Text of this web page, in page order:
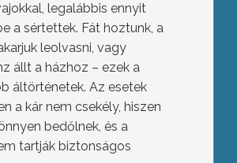
legalábbis ennyit
a sértettek. Fát hoztunk, a
leolvasni, vagy
állt a házhoz – ezek a
áltörténetek. Az esetek
a kár nem csekély, hiszen
bedőlnek, és a
tartják biztonságos